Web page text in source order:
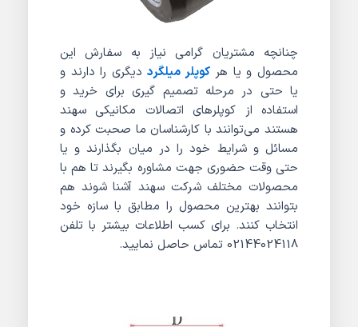
چنانچه مشتریان گرامی نیاز به سفارش این
محصول و یا هرکوپلر میلگرددیگری را دارند و
یا حتی در مرحله تصمیم گیری برای خرید و
استفاده از کوپلرهای اتصالات مکانیکی سهند
هستند می‌توانند با کارشناسان ما صحبت کرده و
مسائل و شرایط خود را در میان بگذارند و یا
حتی وقت حضوری جهت مشاوره بگیرند تا هم با
محصولات مختلف شرکت سهند آشنا شوند هم
بتوانند بهترین محصول را مطابق با سازه خود
انتخاب کنند. برای کسب اطلاعات بیشتر با تلفن
02144024118 تماس حاصل نمایید.